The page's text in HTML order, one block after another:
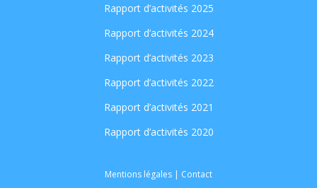
Rapport d’activités 2025
Rapport d’activités 2024
Rapport d’activités 2023
Rapport d’activités 2022
Rapport d’activités 2021
Rapport d’activités 2020
Mentions légales | Contact